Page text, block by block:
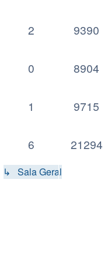
2 9390
0 8904
1 9715
6 21294
↳ Sala Geral